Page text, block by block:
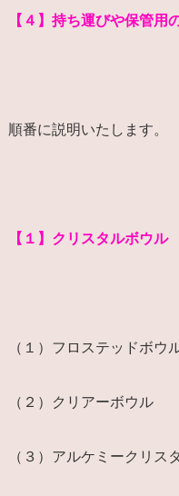
【４】持ち運びや保管用
順番に説明いたします。
【１】クリスタルボウル
（１）フロステッドボウ
（２）クリアーボウル
（３）アルケミークリス